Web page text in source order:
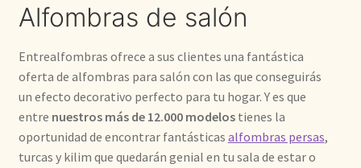
Alfombras de salón
Entrealfombras ofrece a sus clientes una fantástica
oferta de alfombras para salón con las que conseguirás
un efecto decorativo perfecto para tu hogar. Y es que
entre nuestros más de 12.000 modelostienes la
oportunidad de encontrar fantásticas alfombras persas,
turcas y kilim que quedarán genial en tu sala de estar o